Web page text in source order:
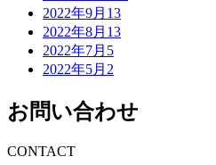
2022年9月 13
2022年8月 13
2022年7月 5
2022年5月 2
お問い合わせ
CONTACT